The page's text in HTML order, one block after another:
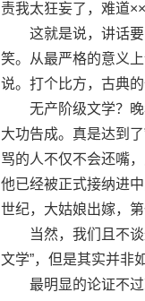
责我太狂妄了，难道
这就是说，讲话要
笑。从最严格的意义
说。打个比方，古典
无产阶级文学？晚
大功告成。真是达到
骂的人不仅不会还嘴
他已经被正式接纳进
世纪，大姑娘出嫁，
当然，我们且不谈
文学”，但是其实并非
最明显的论证不过